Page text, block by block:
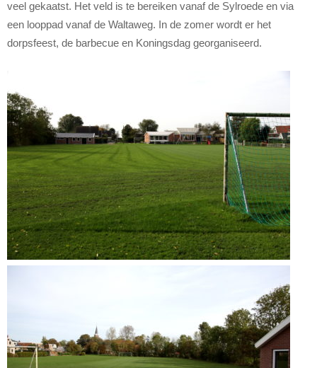
veel gekaatst. Het veld is te bereiken vanaf de Sylroede en via
een looppad vanaf de Waltaweg. In de zomer wordt er het
dorpsfeest, de barbecue en Koningsdag georganiseerd.